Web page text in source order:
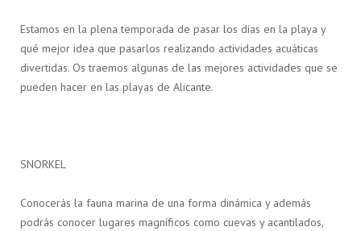
Estamos en la plena temporada de pasar los días en la playa y
qué mejor idea que pasarlos realizando actividades acuáticas
divertidas. Os traemos algunas de las mejores actividades que se
pueden hacer en las playas de Alicante.
SNORKEL
Conocerás la fauna marina de una forma dinámica y además
podrás conocer lugares magníficos como cuevas y acantilados,